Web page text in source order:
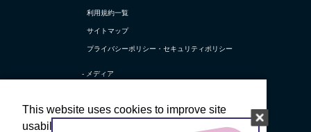
利用規約一覧
サイトマップ
プライバシーポリシー・ セキュリティポリシー
- メディア
テラスカイ公式 X
This website uses cookies to improve site
usability; if you agree to the use of cookies,